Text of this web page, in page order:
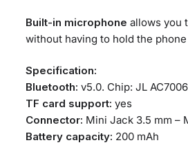
Built-in microphone allows you
without having to hold the
Specification:
Bluetooth: v5.0. Chip: JL AC7006
TF card support: yes
Connector: Mini Jack 3.5 mm –
Battery capacity: 200 mAh